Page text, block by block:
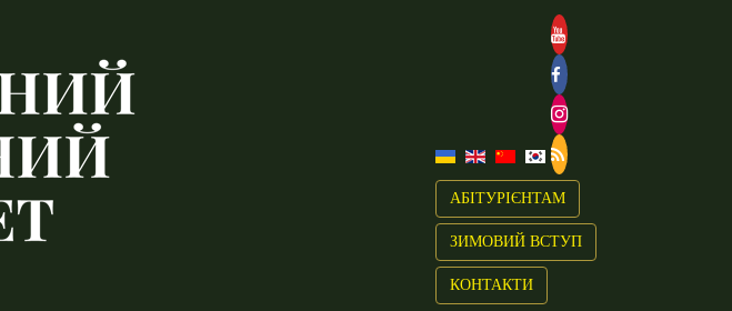
АБІТУРІЄНТАМ
ЗИМОВИЙ ВСТУП
КОНТАКТИ